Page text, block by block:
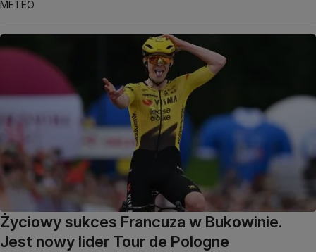
METEO
Życiowy sukces Francuza w Bukowinie.
Jest nowy lider Tour de Pologne